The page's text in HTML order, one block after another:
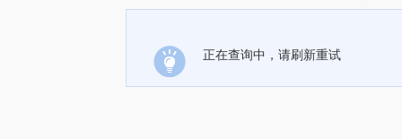
正在查询中，请刷新重试